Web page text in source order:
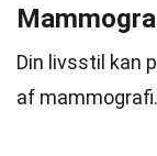
Din livsstil kan
af mammografi.